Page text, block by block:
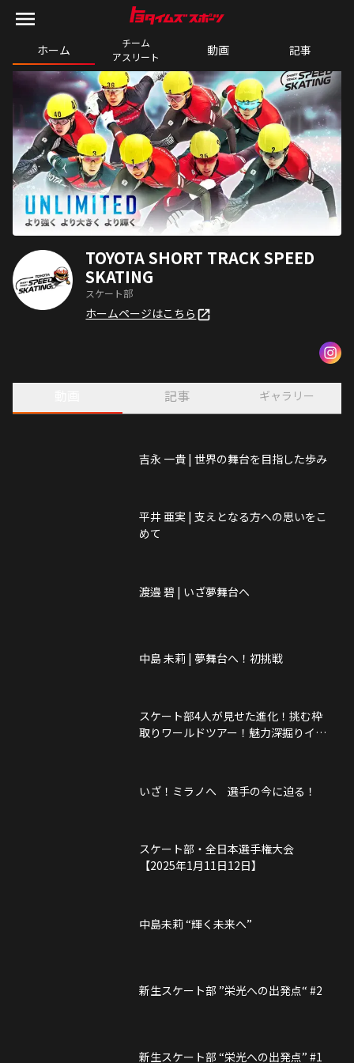
ホーム
チーム
アスリート
動画 記事
TOYOTA SHORT TRACK SPEED
SKATING
スケート部
ホームページはこちら
記事 ギャラリー
吉永 一貴 | 世界の舞台を目指した歩み
平井 亜実 | 支えとなる方への思いをこ
めて
渡邉 碧 | いざ夢舞台へ
中島 未莉 | 夢舞台へ！初挑戦
スケート部4人が見せた進化！挑む枠
取りワールドツアー！魅力深掘りイン
いざ！ミラノへ 選手の今に迫る！
スケート部・全日本選手権大会
【2025年1月11日12日】
中島未莉 “輝く未来へ”
新生スケート部 ”栄光への出発点“ #2
新生スケート部 “栄光への出発点” #1